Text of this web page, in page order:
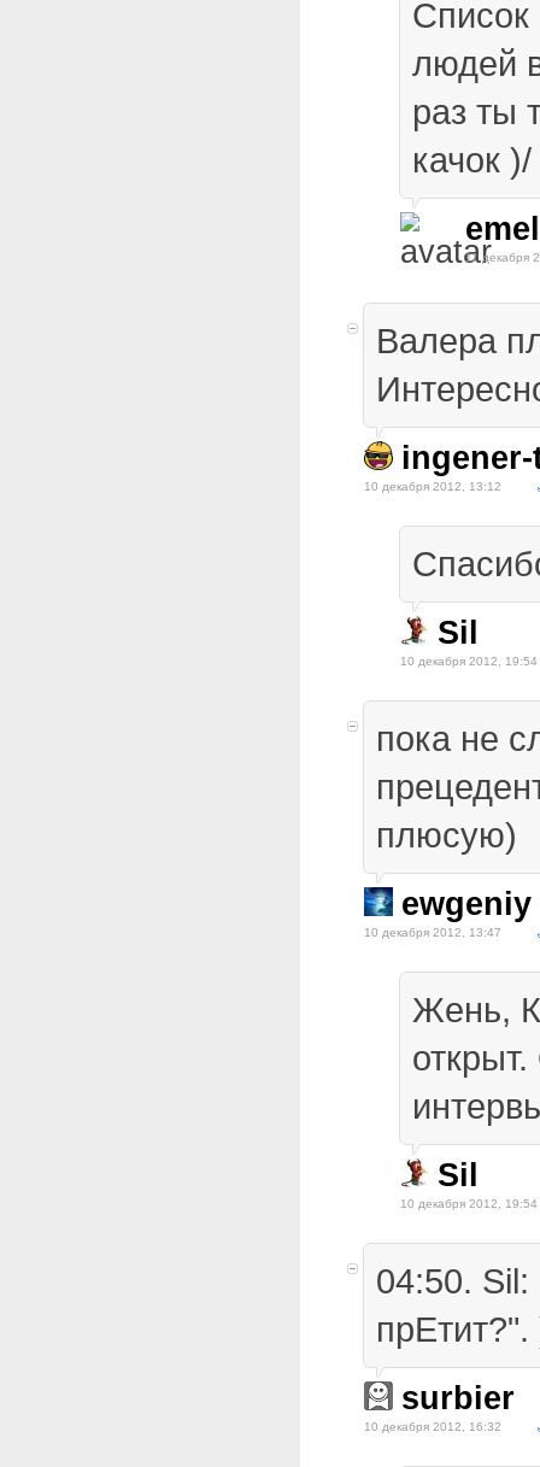
людей
раз ты
качок )/
11 декабря
Валера
10 декабря 2012, 13:12
Sil
10 декабря 2012, 19:54
пока не
плюсую)
ewgeniy
10 декабря 2012, 13:47
Жень,
Sil
10 декабря 2012, 19:54
04:50.
прЕтит?".
surbier
10 декабря 2012, 16:32